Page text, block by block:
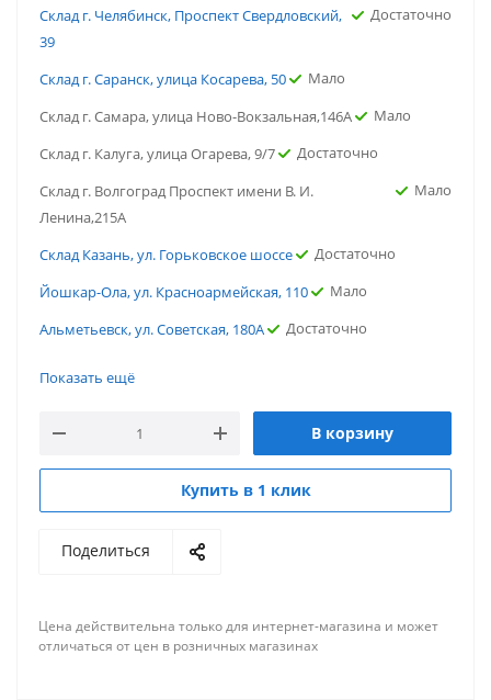
Склад г. Челябинск, Проспект Свердловский,
39
Достаточно
Склад г. Саранск, улица Косарева, 50
Мало
Склад г. Самара, улица Ново-Вокзальная,146А
Мало
Склад г. Калуга, улица Огарева, 9/7
Достаточно
Склад г. Волгоград Проспект имени В. И.
Ленина,215А
Мало
Склад Казань, ул. Горьковское шоссе
Достаточно
Йошкар-Ола, ул. Красноармейская, 110
Мало
Альметьевск, ул. Советская, 180А
Достаточно
г. Тюмень, ул. Газовиков
г. Пятигорск, ул. Ермолова
Мало
г. Омск, ул.13-я линия
г. Нижний Новгород, ул. Переходникова
Достаточно
Показать ещё
В корзину
Купить в 1 клик
Поделиться
Цена действительна только для интернет-магазина и может
отличаться от цен в розничных магазинах